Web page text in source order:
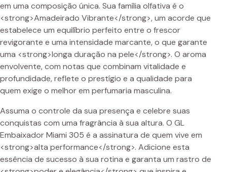
em uma composição única. Sua família olfativa é o
<strong>Amadeirado Vibrante</strong>, um acorde que
estabelece um equilíbrio perfeito entre o frescor
revigorante e uma intensidade marcante, o que garante
uma <strong>longa duração na pele</strong>. O aroma
envolvente, com notas que combinam vitalidade e
profundidade, reflete o prestígio e a qualidade para
quem exige o melhor em perfumaria masculina.
Assuma o controle da sua presença e celebre suas
conquistas com uma fragrância à sua altura. O GL
Embaixador Miami 305 é a assinatura de quem vive em
<strong>alta performance</strong>. Adicione esta
essência de sucesso à sua rotina e garanta um rastro de